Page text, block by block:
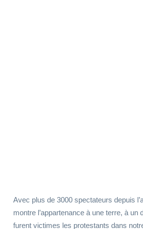
Avec plus de 3000 spectateurs depuis
montre l’appartenance à une terre, à
furent victimes les protestants dans